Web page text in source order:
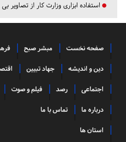
استفاده ابزاری وزارت کار از تصاویر
صفحه نخست مبشر صبح
دین و اندیشه جهاد تبیین
اجتماعی رصد فیلم و صوت
درباره ما تماس با ما
استان ها